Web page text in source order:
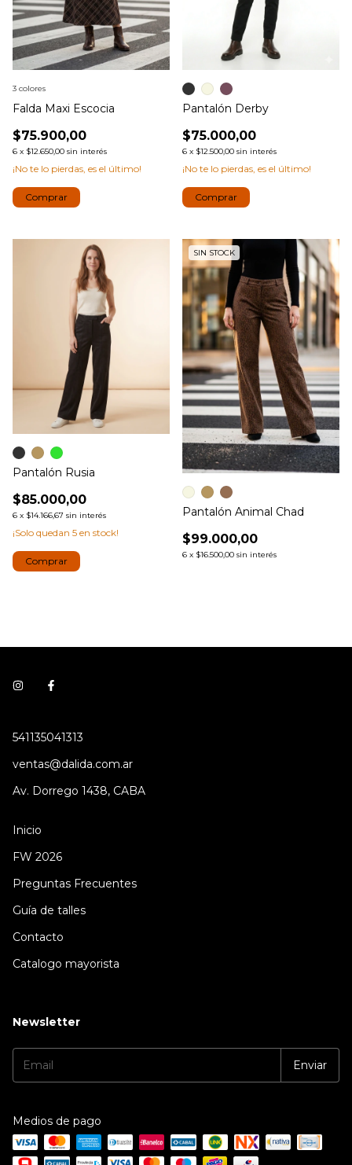
Falda Maxi Escocia
$75.900,00
6 x $12.650,00 sin interés
¡No te lo pierdas, es el último!
3 colores
Comprar
Pantalón Derby
$75.000,00
6 x $12.500,00 sin interés
¡No te lo pierdas, es el último!
Comprar
Pantalón Rusia
$85.000,00
6 x $14.166,67 sin interés
¡Solo quedan 5 en stock!
Comprar
SIN STOCK
Pantalón Animal Chad
$99.000,00
6 x $16.500,00 sin interés
541135041313
ventas@dalida.com.ar
Av. Dorrego 1438, CABA
Inicio
FW 2026
Preguntas Frecuentes
Guía de talles
Contacto
Catalogo mayorista
Newsletter
Medios de pago